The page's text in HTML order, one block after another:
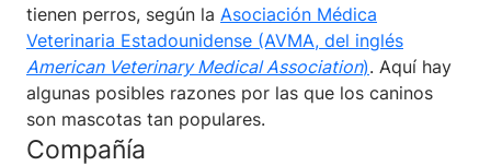
tienen perros, según la Asociación Médica
Veterinaria Estadounidense (AVMA, del inglés
American Veterinary Medical Association). Aquí hay
algunas posibles razones por las que los caninos
son mascotas tan populares.
Compañía